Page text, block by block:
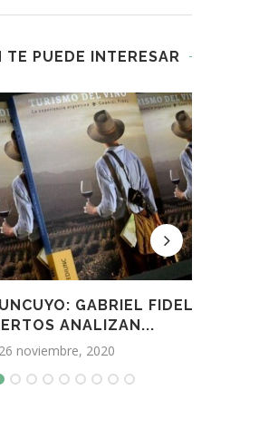
TE PUEDE INTERESAR
GABRIEL FIDEL
ANALIZAN...
26 noviembre, 2020